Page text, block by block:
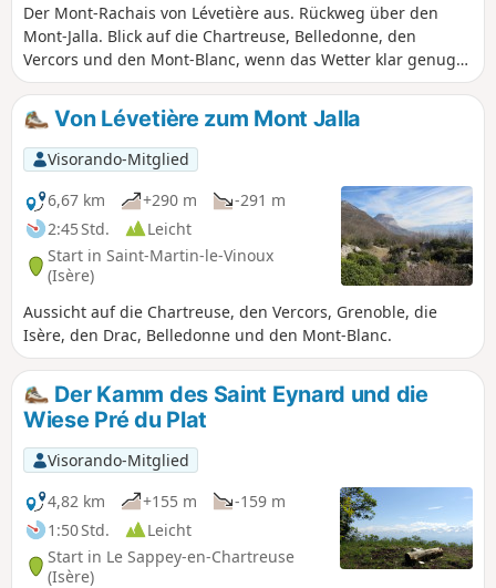
Der Mont-Rachais von Lévetière aus. Rückweg über den
Mont-Jalla. Blick auf die Chartreuse, Belledonne, den
Vercors und den Mont-Blanc, wenn das Wetter klar genug
ist.
Von Lévetière zum Mont Jalla
Visorando-Mitglied
6,67 km
+290 m
-291 m
2:45 Std.
Leicht
Start in Saint-Martin-le-Vinoux
(Isère)
Aussicht auf die Chartreuse, den Vercors, Grenoble, die
Isère, den Drac, Belledonne und den Mont-Blanc.
Der Kamm des Saint Eynard und die
Wiese Pré du Plat
Visorando-Mitglied
4,82 km
+155 m
-159 m
1:50 Std.
Leicht
Start in Le Sappey-en-Chartreuse
(Isère)